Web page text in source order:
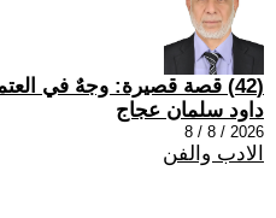
(42) قصة قصيرة: وجهٌ في العتمة
داود سلمان عجاج
2026 / 8 / 8
الادب والفن